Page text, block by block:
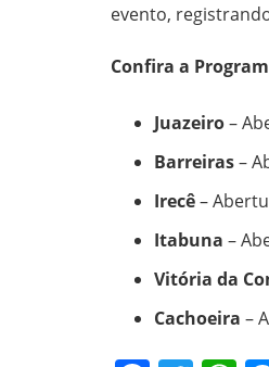
evento,
Confira a
Juazeiro–
Barreiras–
Irecê–
Itabuna –
Vitória da
Cachoeira –